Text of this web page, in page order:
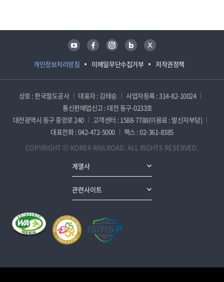
개인정보처리방침 이메일무단수집거부 저작권정책
유튜브 페이스북 인스타그램 블로그 트위터
상호 : 한국철도공사 대표자 : 김태승
사업자등록 : 314-82-10024
통신판매업신고 : 대전 동구-0233호
대전광역시 동구 중앙로 240
고객센터 : 1588-7788(이용료 : 발신자부담)
대표전화 : 042-472-5000
팩스 : 02-361-8385
COPYRIGHT ⓒ KOREA RAILROAD. ALL RIGHTS RESERVED.
계열사
관련사이트